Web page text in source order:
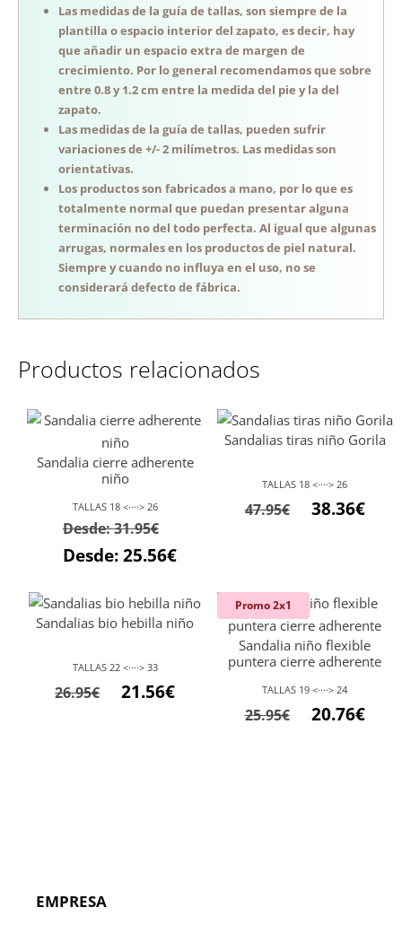
Las medidas de la guía de tallas, son siempre de la
plantilla o espacio interior del zapato, es decir, hay
que añadir un espacio extra de margen de
crecimiento. Por lo general recomendamos que sobre
entre 0.8 y 1.2 cm entre la medida del pie y la del
zapato.
Las medidas de la guía de tallas, pueden sufrir
variaciones de +/- 2 milímetros. Las medidas son
orientativas.
Los productos son fabricados a mano, por lo que es
totalmente normal que puedan presentar alguna
terminación no del todo perfecta. Al igual que algunas
arrugas, normales en los productos de piel natural.
Siempre y cuando no influya en el uso, no se
considerará defecto de fábrica.
Productos relacionados
Sandalia cierre adherente
niño
TALLAS 18 <····> 26
Desde:31.95€
Desde:25.56€
Sandalias tiras niño Gorila
TALLAS 18 <····> 26
47.95€
El
47.95€.
38.36€El
Sandalias bio hebilla niño
TALLAS 22 <····> 33
26.95€
El21.56€El
Promo 2x1
Sandalia niño flexible
puntera cierre adherente
TALLAS 19 <····> 24
25.95€
El20.76€El
EMPRESA